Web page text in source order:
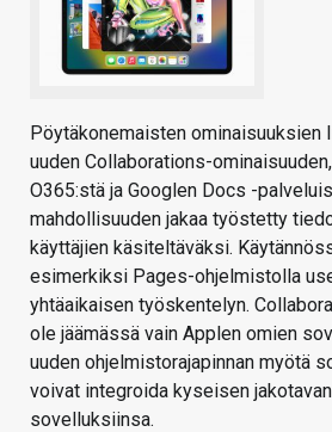
Pöytäkonemaisten ominaisuuksien
uuden Collaborations-
O365:stä ja Googlen Docs -
mahdollisuuden jakaa työstetty
käyttäjien käsiteltäväksi.
esimerkiksi Pages-ohjelmistolla
yhtäaikaisen työskentelyn.
ole jäämässä vain Applen omien
uuden ohjelmistorajapinnan myötä
voivat integroida kyseisen
sovelluksiinsa.